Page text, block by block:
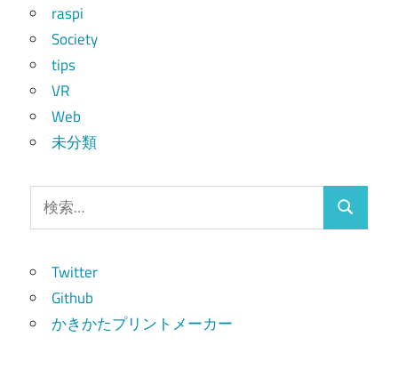
raspi
Society
tips
VR
Web
未分類
索:
検
Twitter
Github
かきかたプリントメーカー